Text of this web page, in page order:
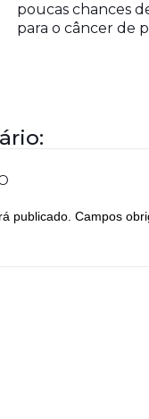
poucas chances
para o câncer de
publicado. Campos